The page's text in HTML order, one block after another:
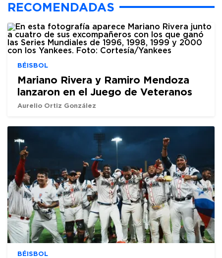
RECOMENDADAS
BÉISBOL
Mariano Rivera y Ramiro Mendoza
lanzaron en el Juego de Veteranos
Aurelio Ortiz González
BÉISBOL